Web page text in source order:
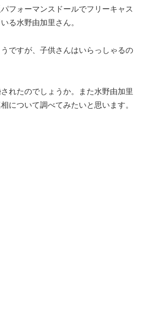
フォーマンスドールでフリーキャス
る水野由加里さん。
ですが、子供さんはいらっしゃるの
れたのでしょうか。また水野由加里
について調べてみたいと思います。